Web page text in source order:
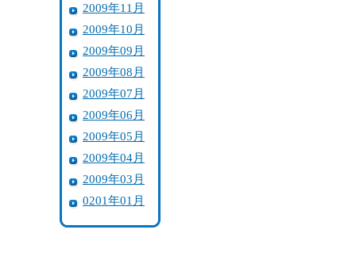
2009年11月
2009年10月
2009年09月
2009年08月
2009年07月
2009年06月
2009年05月
2009年04月
2009年03月
0201年01月